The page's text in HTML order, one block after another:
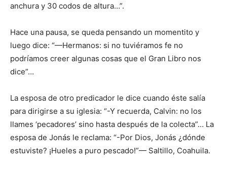
anchura y 30 codos de altura…”.
Hace una pausa, se queda pensando un momentito y
luego dice: “—Hermanos: si no tuviéramos fe no
podríamos creer algunas cosas que el Gran Libro nos
dice”…
La esposa de otro predicador le dice cuando éste salía
para dirigirse a su iglesia: “-Y recuerda, Calvin: no los
llames ‘pecadores’ sino hasta después de la colecta”… La
esposa de Jonás le reclama: “-Por Dios, Jonás ¿dónde
estuviste? ¡Hueles a puro pescado!”— Saltillo, Coahuila.